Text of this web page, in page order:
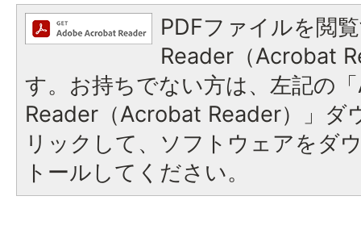
PDFファイルを閲
Reader（Acrobat
す。お持ちでない方は、左記の
Reader（Acrobat Reader）」ダ
リックして、ソフトウェアをダ
トールしてください。